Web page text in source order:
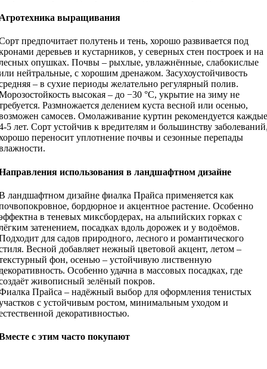
выращивания
предпочитает полутень и тень, хорошо развивается под
деревьев и кустарников, у северных стен построек и на
опушках. Почвы – рыхлые, увлажнённые, слабокислые
нейтральные, с хорошим дренажом. Засухоустойчивость
– в сухие периоды желательно регулярный полив.
высокая – до −30 °C, укрытие на зиму не
Размножается делением куста весной или осенью,
самосев. Омолаживание куртин рекомендуется каждые
5 лет. Сорт устойчив к вредителям и большинству
переносит уплотнение почвы и сезонные перепады
использования в ландшафтном дизайне
ландшафтном дизайне фиалка Прайса применяется как
бордюрное и акцентное растение. Особенно
в теневых миксбордерах, на альпийских горках с
затенением, посадках вдоль дорожек и у водоёмов.
для садов природного, лесного и романтического
Весной добавляет нежный цветовой акцент, летом –
фон, осенью – устойчивую лиственную
Особенно удачна в массовых посадках, где
живописный зелёный покров.
Прайса – надёжный выбор для оформления тенистых
с устойчивым ростом, минимальным уходом и
декоративностью.
с этим часто покупают